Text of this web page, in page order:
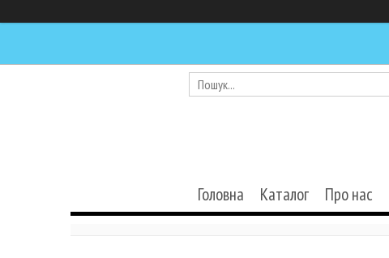
Головна Каталог Про нас